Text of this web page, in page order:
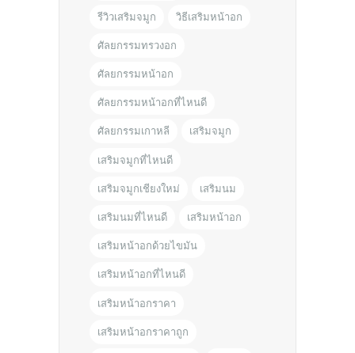
รีวิวเสริมจมูก วิธีเสริมหน้าอก
ศัลยกรรมทรวงอก
ศัลยกรรมหน้าอก
ศัลยกรรมหน้าอกที่ไหนดี
ศัลยกรรมเกาหลี เสริมจมูก
เสริมจมูกที่ไหนดี
เสริมจมูกเชียงใหม่ เสริมนม
เสริมนมที่ไหนดี เสริมหน้าอก
เสริมหน้าอกด้วยไขมัน
เสริมหน้าอกที่ไหนดี
เสริมหน้าอกราคา
เสริมหน้าอกราคาถูก